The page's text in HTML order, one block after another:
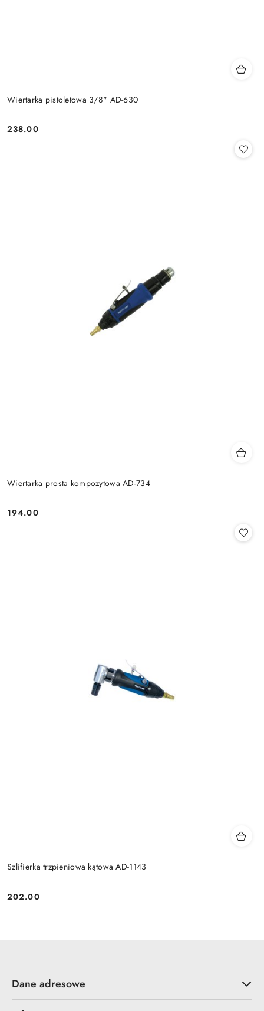
Wiertarka pistoletowa 3/8" AD-630
Cena:
238.00
Wiertarka prosta kompozytowa AD-734
Cena:
194.00
Szlifierka trzpieniowa kątowa AD-1143
Cena:
202.00
Dane adresowe